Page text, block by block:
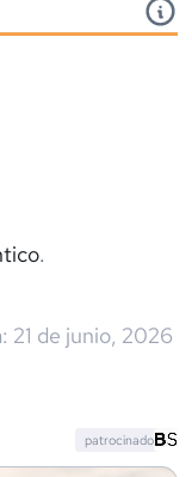
.
21 de junio, 2026
patrocinado